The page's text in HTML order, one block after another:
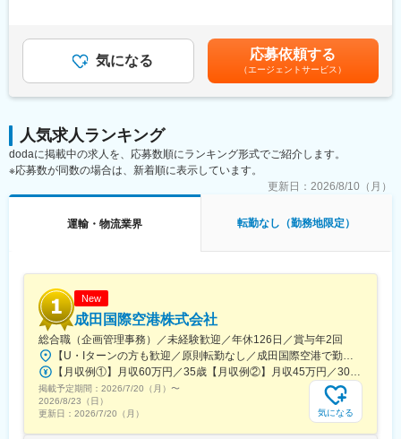
近年では、循環型林業と物流を融合したサービスにより、秋田杉
の伐採から輸送までを担う林業分野にも参入し、事業の多角化を
を基本方針に掲げ、経済産業省の「地域未来牽引企業」や健康経
営優良法人に選定されるなど、地域社会への貢献と持続的な成長
に向けた取り組みも高く評価されています。これらを通じて、地
域に根ざしながらグローバルにも対応可能なワンストップの一貫
変更の範囲：会社の定める業務
・社内の安全対策会議への参加：安全対策に伴い、運送に使用す
る車両や荷の積み込み方法等について協議を行います。
・事故対応 等
・部下の業務のマネジメント 等
■組織構成：
本社には40代後半の所長に加え、40代の配車統括担当者が1名お
秋田港運事業所には50代の所長に加え、40代の物流管理者が2名
・年間休日：110日
・週休：土日祝休み
※月1，2日ほど、土曜日出勤が発生します。
■より詳しい当社事業や業務、社員の雰囲気については採用ページ
をご参照ください。
https://www.noshirounyu.co.jp/recruit/
与：有（年2回／平均2.5か月（昨年度実績）） ■手当：特にあり
ません。賃金はあくまでも目安の金額であり、選考を通じて上下
する可能性があります。月給(月額)は固定手当を含めた表記です。
気になる 応募依頼する
（エージェントサービス）
人気求人ランキング
dodaに掲載中の求人を、応募数順にランキング形式でご紹介します。
※応募数が同数の場合は、新着順に表示しています。
更新日： 2026/8/10（月）
運輸・物流業界 転勤なし（勤務地限定）
New
成田国際空港株式会社
総合職（企画管理事務）／未経験歓迎／年休126日／賞与年2回
掲載予定期間： 2026/7/20（月） 〜
2026/8/23（日）
更新日： 2026/7/20（月） 気になる